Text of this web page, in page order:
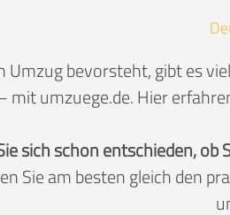
Umzug bevorsteht, gibt es
mit umzuege.de. Hier
sich schon entschieden,
Sie am besten gleich den